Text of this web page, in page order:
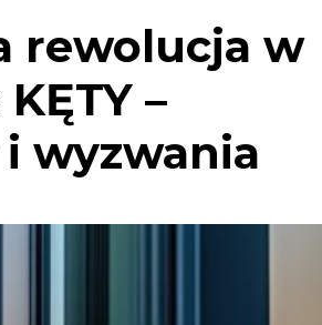
rewolucja w
–
wyzwania